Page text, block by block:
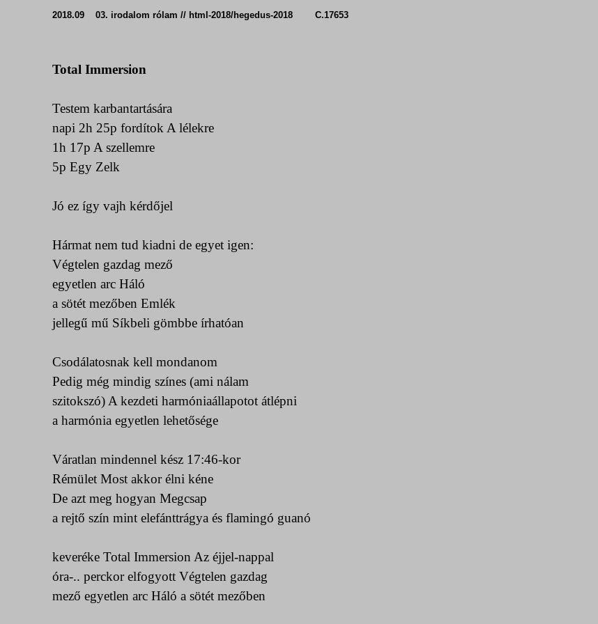
2018.09 03. irodalom rólam // html-2018/hegedus-2018 C.17653
Total Immersion
Testem karbantartására
napi 2h 25p fordítok A lélekre
1h 17p A szellemre
5p Egy Zelk
Jó ez így vajh kérdőjel
Hármat nem tud kiadni de egyet igen:
Végtelen gazdag mező
egyetlen arc Háló
a sötét mezőben Emlék
jellegű mű Síkbeli gömbbe írhatóan
Csodálatosnak kell mondanom
Pedig még mindig színes (ami nálam
szitokszó) A kezdeti harmóniaállapotot átlépni
a harmónia egyetlen lehetősége
Váratlan mindennel kész 17:46-kor
Rémület Most akkor élni kéne
De azt meg hogyan Megcsap
a rejtő szín mint elefánttrágya és flamingó guanó
keveréke Total Immersion Az éjjel-nappal
óra-.. perckor elfogyott Végtelen gazdag
mező egyetlen arc Háló a sötét mezőben